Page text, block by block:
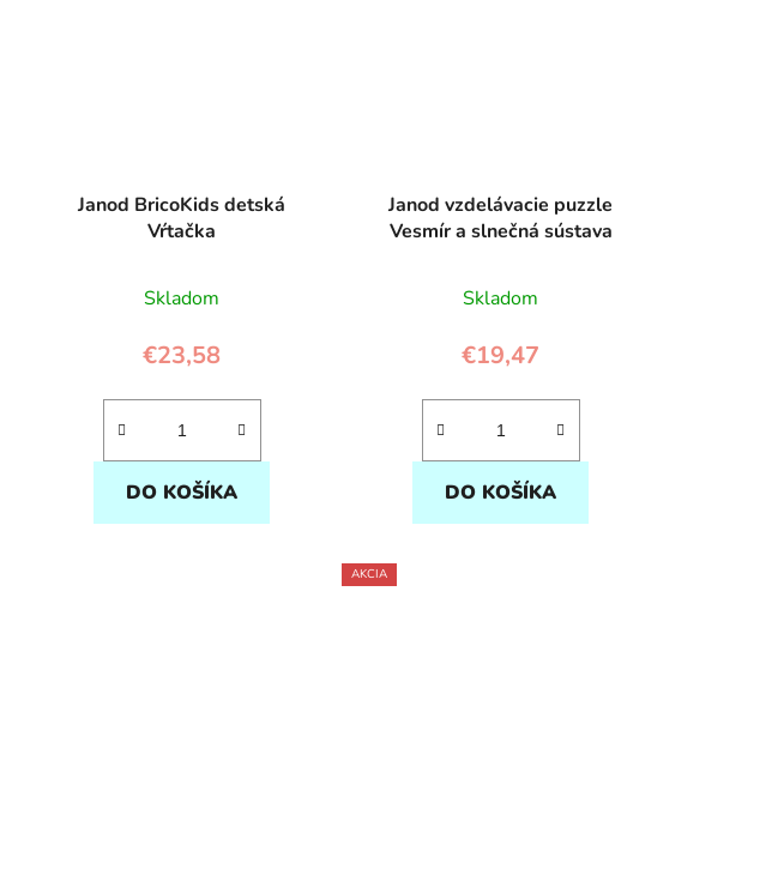
Janod BricoKids detská
Vŕtačka
Skladom
€23,58
DO KOŠÍKA
Janod vzdelávacie puzzle
Vesmír a slnečná sústava
Skladom
€19,47
DO KOŠÍKA
AKCIA